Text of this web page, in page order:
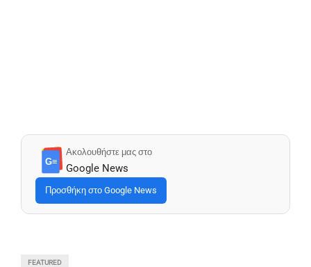
G≡
Ακολουθήστε μας στο
Google News
Προσθήκη στο Google News
FEATURED